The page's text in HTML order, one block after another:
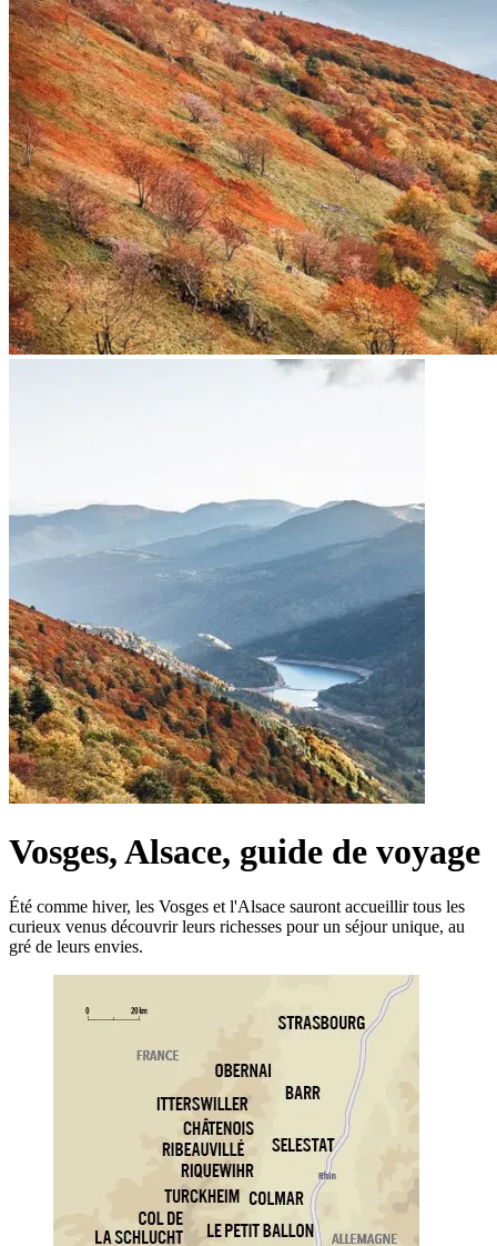
Vosges, Alsace, guide de voyage
Été comme hiver, les Vosges et l'Alsace sauront accueillir tous les
curieux venus découvrir leurs richesses pour un séjour unique, au
gré de leurs envies.